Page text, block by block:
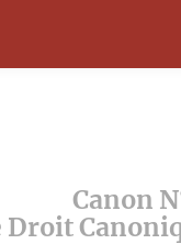
Canon
Droit